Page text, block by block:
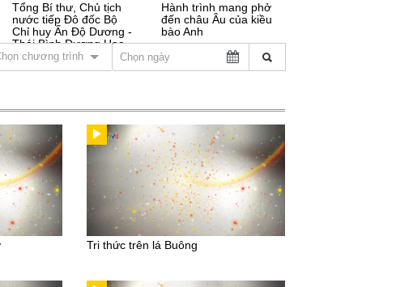
Tổng Bí thư, Chủ tịch
nước tiếp Đô đốc Bộ
Chỉ huy Ấn Độ Dương -
Thái Bình Dương Hoa
Kỳ
Hành trình mang phở
đến châu Âu của kiều
bào Anh
chương trình
Tri thức trên lá Buông